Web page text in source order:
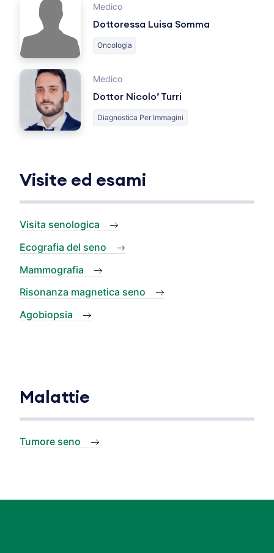
Medico
Dottoressa Luisa Somma
Oncologia
Medico
Dottor Nicolo’ Turri
Diagnostica Per Immagini
Visite ed esami
Visita senologica
Ecografia del seno
Mammografia
Risonanza magnetica seno
Agobiopsia
Malattie
Tumore seno